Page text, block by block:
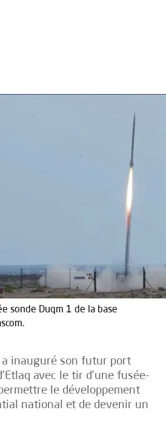
sonde Duqm 1 de la base
a inauguré son futur port
avec le tir d’une fusée-
le développement
national et de devenir un